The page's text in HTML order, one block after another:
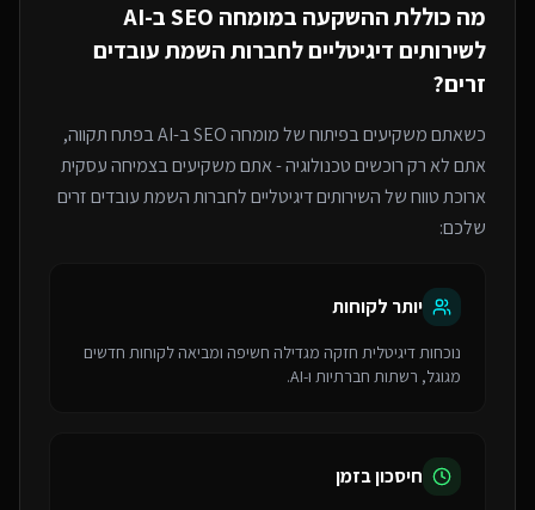
מה כוללת ההשקעה במומחה SEO ב-AI
לשירותים דיגיטליים לחברות השמת עובדים
זרים?
כשאתם משקיעים בפיתוח שלמומחה SEO ב-AI בפתח תקווה,
אתם לא רק רוכשים טכנולוגיה - אתם משקיעים בצמיחה עסקית
ארוכת טווח של השירותים דיגיטליים לחברות השמת עובדים זרים
שלכם:
יותר לקוחות
נוכחות דיגיטלית חזקה מגדילה חשיפה ומביאה לקוחות חדשים
מגוגל, רשתות חברתיות ו-AI.
חיסכון בזמן